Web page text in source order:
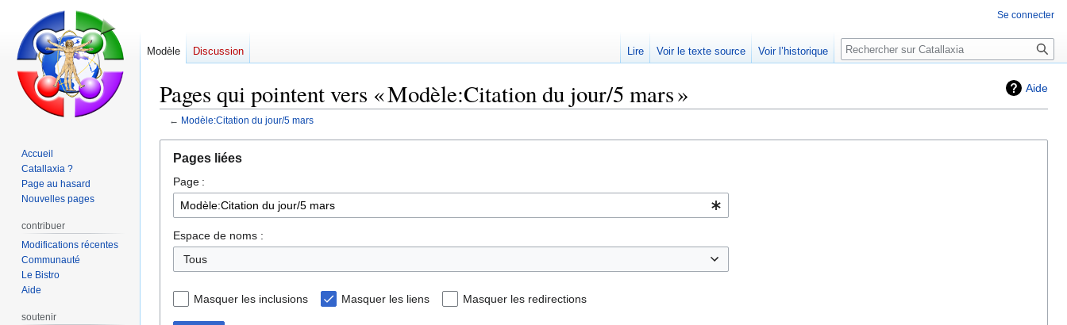
Aide
Pages qui pointent vers « Modèle:Citation du jour/5 mars »
← Modèle:Citation du jour/5 mars
navigation
recherche
Pages liées
Page :
Espace de noms :
Tous
Masquer les inclusions Masquer les liens Masquer les redirections
Se connecter
Modèle Discussion Lire Voir le texte source Voir l’historique Rechercher
Accueil
Catallaxia ?
Page au hasard
Nouvelles pages
contribuer
Modifications récentes
Communauté
Le Bistro
Aide
soutenir